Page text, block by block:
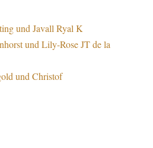
und Javall Ryal K
und Lily-Rose JT de la
und Christof